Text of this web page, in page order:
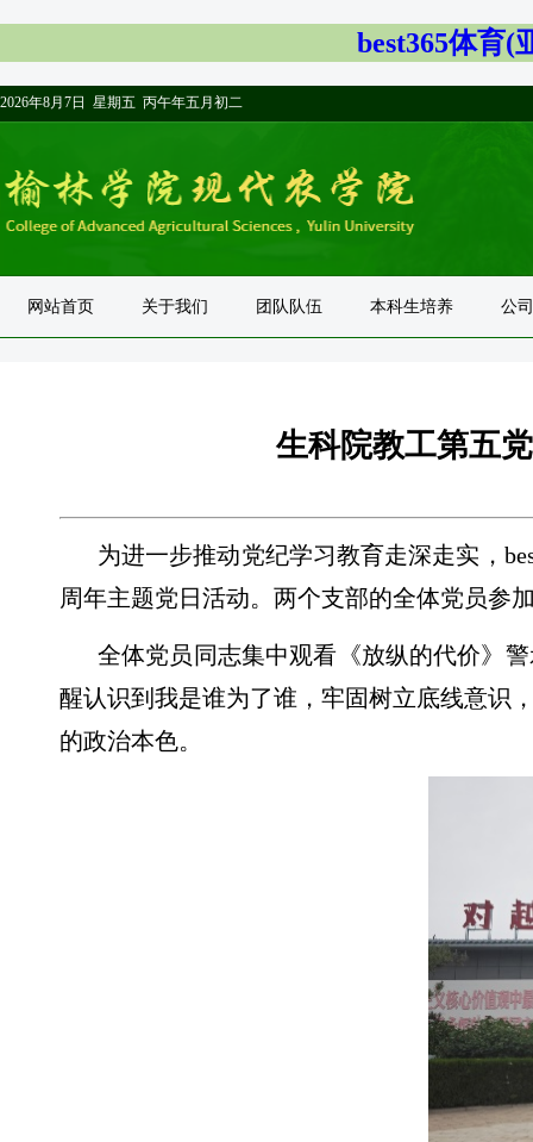
best365体育(
2026年8月7日 星期五 丙午年五月初二
网站首页 关于我们 团队队伍 本科生培养 公
生科院教工第五
为进一步推动党纪学习教育走深走实，
周年主题党日活动。两个支部的全体党员参
全体党员同志集中观看《放纵的代价》
醒认识到我是谁为了谁，牢固树立底线意识
的政治本色。